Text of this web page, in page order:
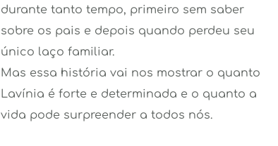
durante tanto tempo, primeiro sem saber
sobre os pais e depois quando perdeu seu
único laço familiar.
Mas essa história vai nos mostrar o quanto
Lavínia é forte e determinada e o quanto a
vida pode surpreender a todos nós.